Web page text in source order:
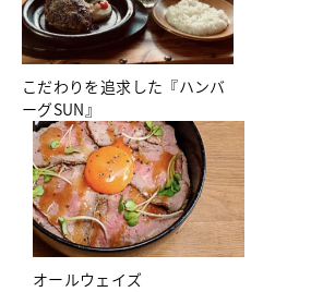
こだわりを追求した『ハンバ
ーグSUN』
オールウェイズ